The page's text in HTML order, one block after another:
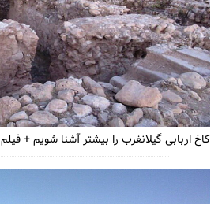
کاخ اربابی گیلانغرب را بیشتر آشنا شویم + فیلم